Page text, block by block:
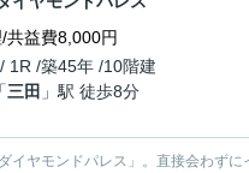
共益費8,000円
1R /築45年 /10階建
「三田 」駅 徒歩8分
イヤモンドパレス」。直接会わず